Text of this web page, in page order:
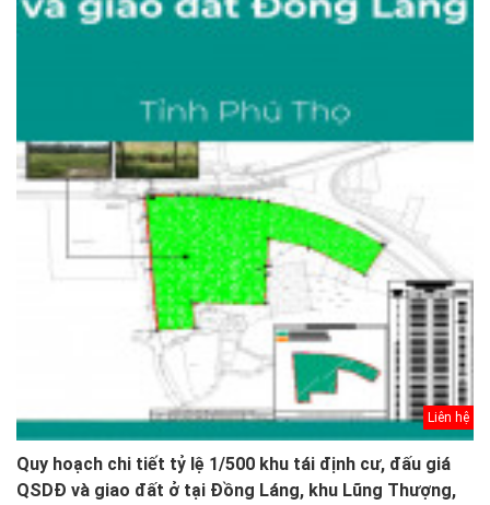
Liên hệ
Quy hoạch chi tiết tỷ lệ 1/500 khu tái định cư, đấu giá
QSDĐ và giao đất ở tại Đồng Láng, khu Lũng Thượng,